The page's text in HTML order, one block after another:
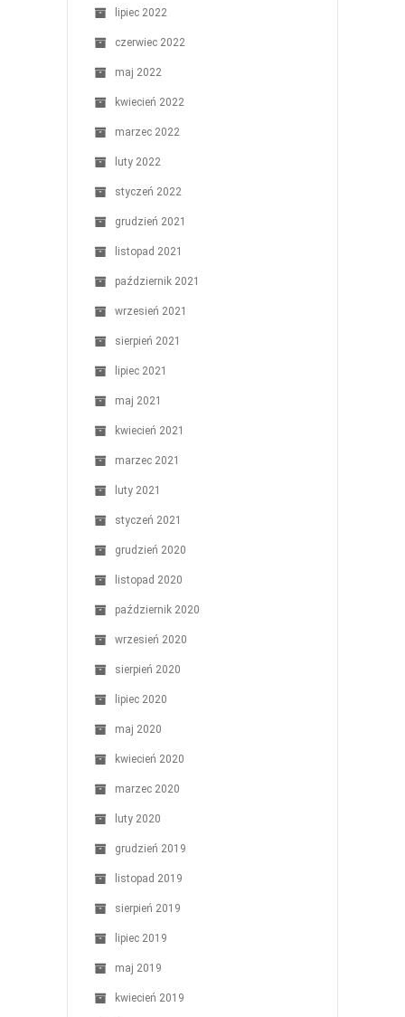
lipiec 2022
czerwiec 2022
maj 2022
kwiecień 2022
marzec 2022
luty 2022
styczeń 2022
grudzień 2021
listopad 2021
październik 2021
wrzesień 2021
sierpień 2021
lipiec 2021
maj 2021
kwiecień 2021
marzec 2021
luty 2021
styczeń 2021
grudzień 2020
listopad 2020
październik 2020
wrzesień 2020
sierpień 2020
lipiec 2020
maj 2020
kwiecień 2020
marzec 2020
luty 2020
grudzień 2019
listopad 2019
sierpień 2019
lipiec 2019
maj 2019
kwiecień 2019